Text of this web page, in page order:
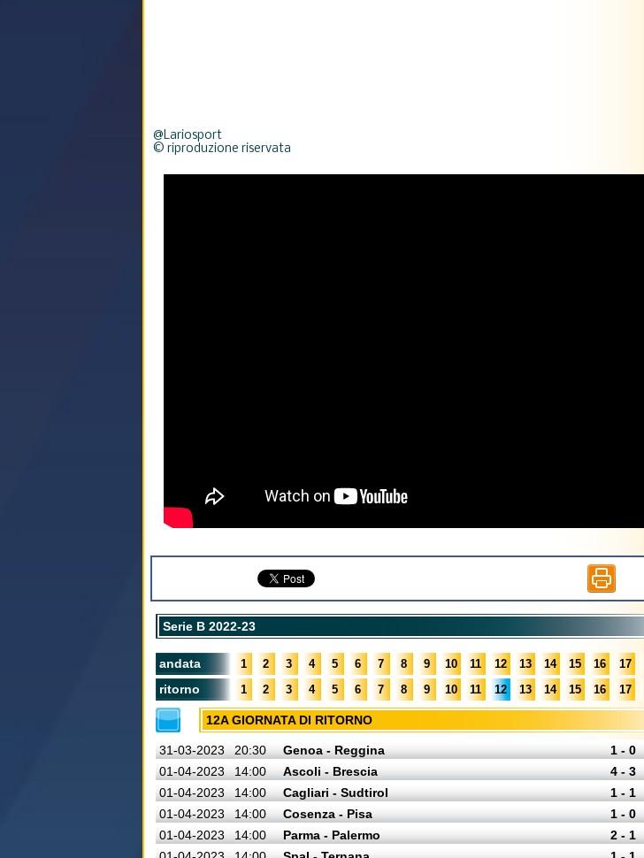
@Lariosport
© riproduzione riservata
Serie B 2022-23
andata 1 2 3 4 5 6 7 8 9 10 11 12 13 14 15 16 17
ritorno 1 2 3 4 5 6 7 8 9 10 11 12 13 14 15 16 17
12A GIORNATA DI RITORNO
31-03-2023 20:30 Genoa - Reggina
1 - 0
01-04-2023
14:00 Ascoli - Brescia
4 - 3
01-04-2023
14:00 Cagliari - Sudtirol
1 - 1
01-04-2023
14:00 Cosenza - Pisa
1 - 0
01-04-2023
14:00 Parma - Palermo
2 - 1